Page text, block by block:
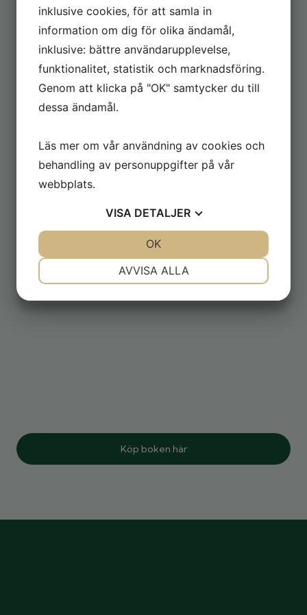
lager status:
Köp boken här
inklusive cookies, för att samla in
information om dig för olika ändamål,
inklusive: bättre användarupplevelse,
funktionalitet, statistik och marknadsföring.
Genom att klicka på "OK" samtycker du till
dessa ändamål.
Läs mer om vår användning av cookies och
behandling av personuppgifter på vår
webbplats.
VISA DETALJER
AVVISA ALLA
OK